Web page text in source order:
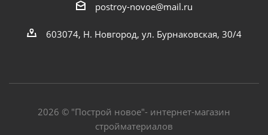
postroy-novoe@mail.ru
603074, Н. Новгород, ул. Бурнаковская, 30/4
2026 © "Построй новое"- интернет-магазин
стройматериалов